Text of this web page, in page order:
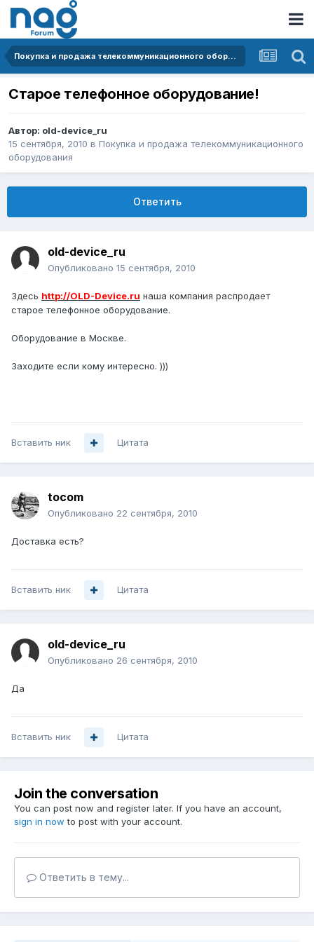
Покупка и продажа телекоммуникационного оборудования
Старое телефонное оборудование!
Автор: old-device_ru
15 сентября, 2010 в Покупка и продажа телекоммуникационного
оборудования
Ответить
old-device_ru
Опубликовано 15 сентября, 2010
Здесь http://OLD-Device.ru наша компания распродает
старое телефонное оборудование.
Оборудование в Москве.
Заходите если кому интересно. )))
Вставить ник Цитата
tocom
Опубликовано 22 сентября, 2010
Доставка есть?
Вставить ник Цитата
old-device_ru
Опубликовано 26 сентября, 2010
Да
Вставить ник Цитата
Join the conversation
You can post now and register later. If you have an account,
sign in now to post with your account.
Ответить в тему...